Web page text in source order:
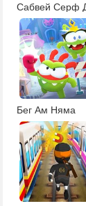
Бег Ам Няма